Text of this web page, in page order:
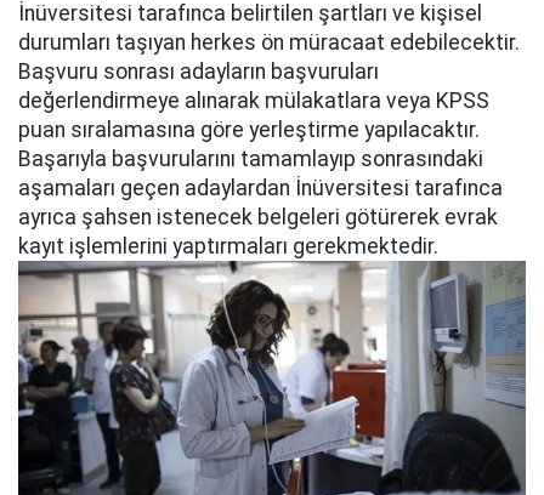
İnüversitesi tarafınca belirtilen şartları ve kişisel
durumları taşıyan herkes ön müracaat edebilecektir.
Başvuru sonrası adayların başvuruları
değerlendirmeye alınarak mülakatlara veya KPSS
puan sıralamasına göre yerleştirme yapılacaktır.
Başarıyla başvurularını tamamlayıp sonrasındaki
aşamaları geçen adaylardan İnüversitesi tarafınca
ayrıca şahsen istenecek belgeleri götürerek evrak
kayıt işlemlerini yaptırmaları gerekmektedir.